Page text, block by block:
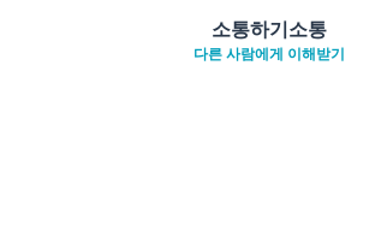
소통하기소통
다른 사람에게 이해받기